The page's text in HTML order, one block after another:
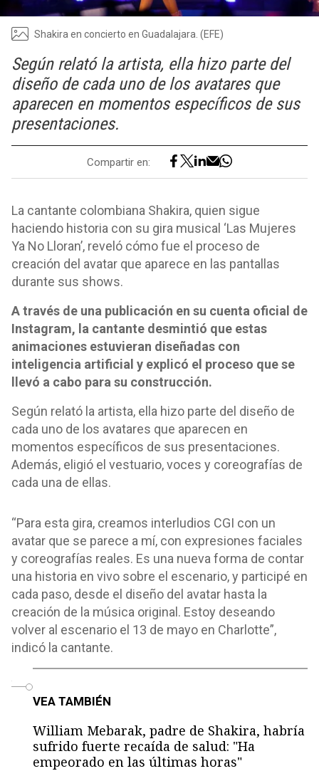
Shakira en concierto en Guadalajara. (EFE)
Según relató la artista, ella hizo parte del
diseño de cada uno de los avatares que
aparecen en momentos específicos de sus
presentaciones.
Compartir en:
La cantante colombiana Shakira, quien sigue
haciendo historia con su gira musical ‘Las Mujeres
Ya No Lloran’, reveló cómo fue el proceso de
creación del avatar que aparece en las pantallas
durante sus shows.
A través de una publicación en su cuenta oficial de
Instagram, la cantante desmintió que estas
animaciones estuvieran diseñadas con
inteligencia artificial y explicó el proceso que se
llevó a cabo para su construcción.
Según relató la artista, ella hizo parte del diseño de
cada uno de los avatares que aparecen en
momentos específicos de sus presentaciones.
Además, eligió el vestuario, voces y coreografías de
cada una de ellas.
“Para esta gira, creamos interludios CGI con un
avatar que se parece a mí, con expresiones faciales
y coreografías reales. Es una nueva forma de contar
una historia en vivo sobre el escenario, y participé en
cada paso, desde el diseño del avatar hasta la
creación de la música original. Estoy deseando
volver al escenario el 13 de mayo en Charlotte”,
indicó la cantante.
VEA TAMBIÉN
William Mebarak, padre de Shakira, habría
sufrido fuerte recaída de salud: "Ha
empeorado en las últimas horas"